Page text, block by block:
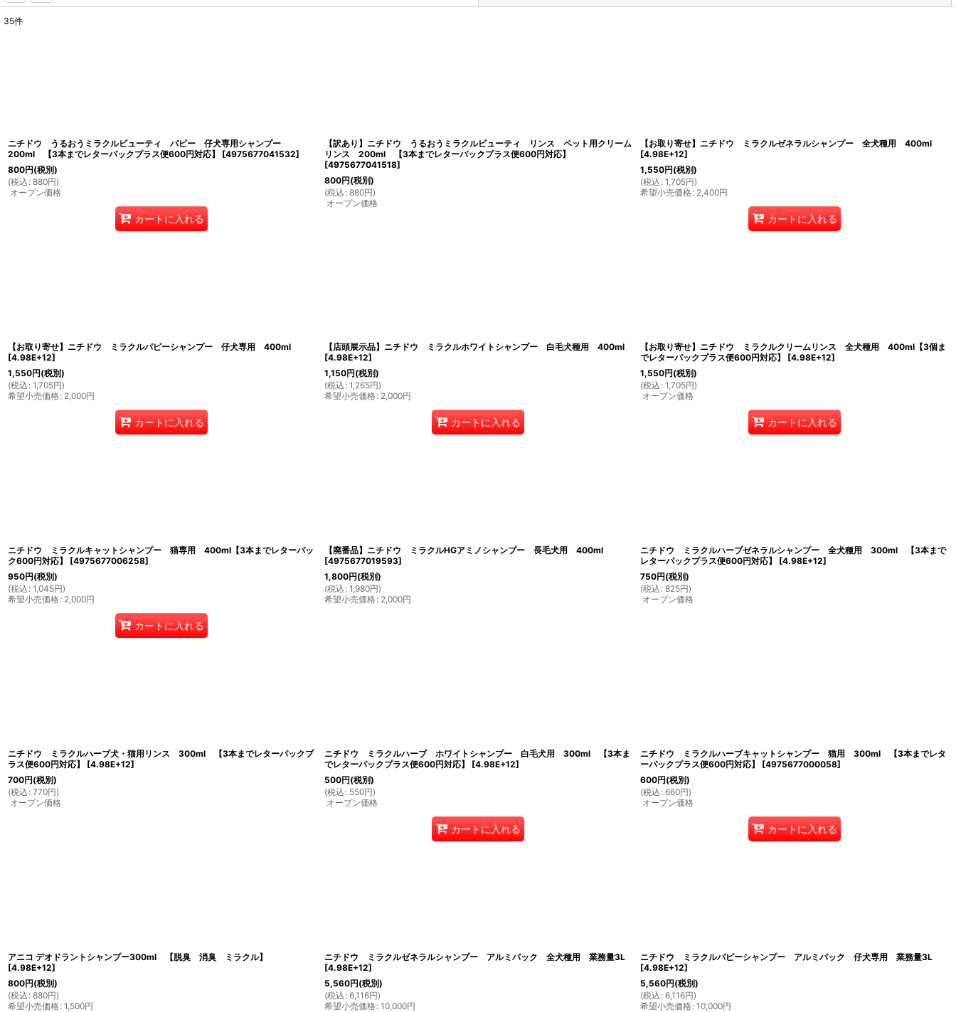
35件
ニチドウ うるおうミラクルビューティ パピー 仔犬専用シャンプー
200ml 【3本までレターパックプラス便600円対応】
[4975677041532]
800円(税別)
(税込 : 880円)
オープン価格
カートに入れる
【訳あり】ニチドウ うるおうミラクルビューティ リンス ペット用クリーム
リンス 200ml 【3本までレターパックプラス便600円対応】
[4975677041518]
800円(税別)
(税込 : 880円)
オープン価格
【お取り寄せ】ニチドウ ミラクルゼネラルシャンプー 全犬種用 400ml
[4.98E+12]
1,550円(税別)
(税込 : 1,705円)
希望小売価格: 2,400円
カートに入れる
【お取り寄せ】ニチドウ ミラクルパピーシャンプー 仔犬専用 400ml
[4.98E+12]
1,550円(税別)
(税込 : 1,705円)
希望小売価格: 2,000円
カートに入れる
【店頭展示品】ニチドウ ミラクルホワイトシャンプー 白毛犬種用 400ml
[4.98E+12]
1,150円(税別)
(税込 : 1,265円)
希望小売価格: 2,000円
カートに入れる
【お取り寄せ】ニチドウ ミラクルクリームリンス 全犬種用 400ml【3個ま
でレターパックプラス便600円対応】
[4.98E+12]
1,550円(税別)
(税込 : 1,705円)
オープン価格
カートに入れる
ニチドウ ミラクルキャットシャンプー 猫専用 400ml【3本までレターパッ
ク600円対応】
[4975677006258]
950円(税別)
(税込 : 1,045円)
希望小売価格: 2,000円
カートに入れる
【廃番品】ニチドウ ミラクルHGアミノシャンプー 長毛犬用 400ml
[4975677019593]
1,800円(税別)
(税込 : 1,980円)
希望小売価格: 2,000円
ニチドウ ミラクルハーブゼネラルシャンプー 全犬種用 300ml 【3本まで
レターパックプラス便600円対応】
[4.98E+12]
750円(税別)
(税込 : 825円)
オープン価格
ニチドウ ミラクルハーブ犬・猫用リンス 300ml 【3本までレターパックプ
ラス便600円対応】
[4.98E+12]
700円(税別)
(税込 : 770円)
オープン価格
ニチドウ ミラクルハーブ ホワイトシャンプー 白毛犬用 300ml 【3本ま
でレターパックプラス便600円対応】
[4.98E+12]
500円(税別)
(税込 : 550円)
オープン価格
カートに入れる
ニチドウ ミラクルハーブキャットシャンプー 猫用 300ml 【3本までレタ
ーパックプラス便600円対応】
[4975677000058]
600円(税別)
(税込 : 660円)
オープン価格
カートに入れる
アニコ デオドラントシャンプー300ml 【脱臭 消臭 ミラクル】
[4.98E+12]
800円(税別)
(税込 : 880円)
希望小売価格: 1,500円
ニチドウ ミラクルゼネラルシャンプー アルミパック 全犬種用 業務量3L
[4.98E+12]
5,560円(税別)
(税込 : 6,116円)
希望小売価格: 10,000円
ニチドウ ミラクルパピーシャンプー アルミパック 仔犬専用 業務量3L
[4.98E+12]
5,560円(税別)
(税込 : 6,116円)
希望小売価格: 10,000円